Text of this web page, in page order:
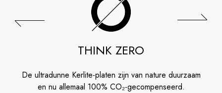
THINK ZERO
De ultradunne Kerlite-platen zijn van nature duurzaam
en nu allemaal 100% CO₂-gecompenseerd.